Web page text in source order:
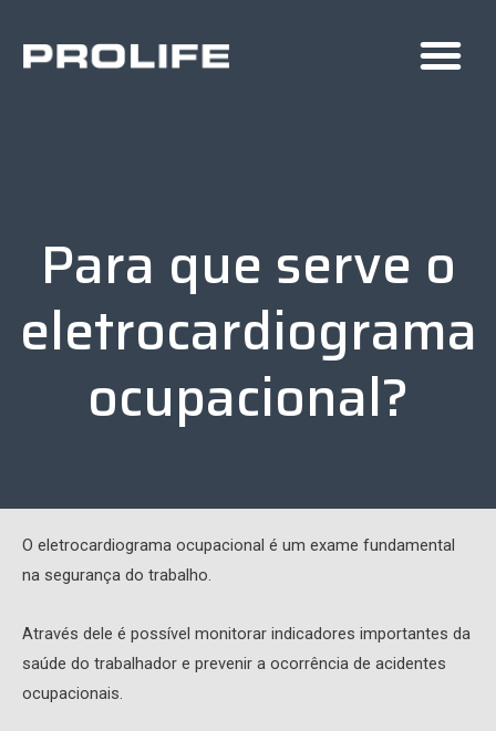
Para que serve o
eletrocardiograma
ocupacional?
O eletrocardiograma ocupacional é um exame fundamental
na segurança do trabalho.
Através dele é possível monitorar indicadores importantes da
saúde do trabalhador e prevenir a ocorrência de acidentes
ocupacionais.